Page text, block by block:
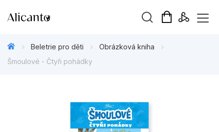
Připravujeme
Beletrie pro děti
Obrázková kniha
Šmoulové - Čtyři pohádky